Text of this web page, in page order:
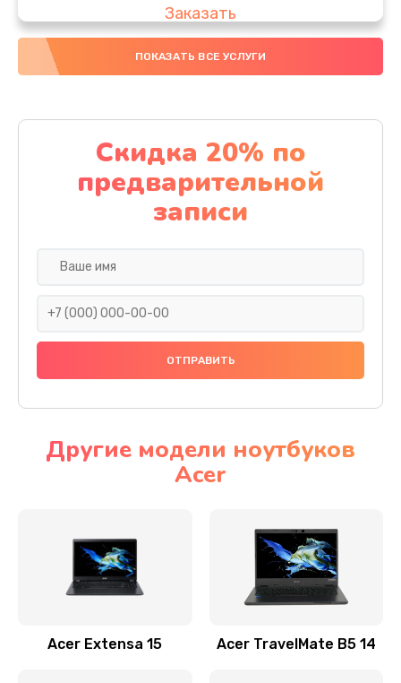
Заказать
Замена южного моста
Заказать
Чистка от пыли
1060 руб.
Заказать
Ремонт подсветки
Настройка BIOS
Замена видеочипа
Заказать
ПОКАЗАТЬ ВСЕ УСЛУГИ
Скидка 20% по
предварительной
записи
Другие модели ноутбуков
Acer
Acer Extensa 15 Acer TravelMate B5 14